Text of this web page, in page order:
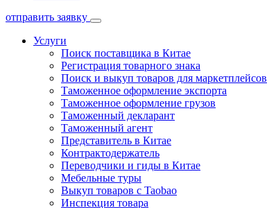
отправить заявку
Услуги
Поиск поставщика в Китае
Регистрация товарного знака
Поиск и выкуп товаров для маркетплейсов
Таможенное оформление экспорта
Таможенное оформление грузов
Таможенный декларант
Таможенный агент
Представитель в Китае
Контрактодержатель
Переводчики и гиды в Китае
Мебельные туры
Выкуп товаров с Taobao
Инспекция товара